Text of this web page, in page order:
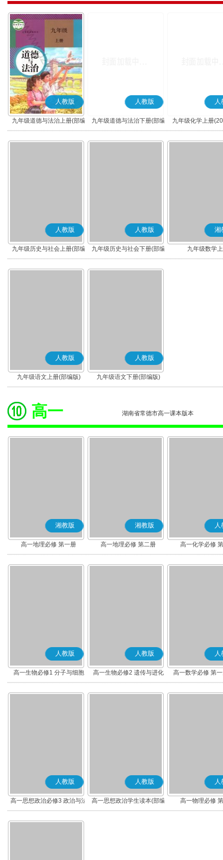
人教版
九年级道德与法治上册(部编
版)
人教版
九年级道德与法治下册(部编
版)
人
九年级化学上册
人教版
九年级历史与社会上册(部编
版)
人教版
九年级历史与社会下册(部编
版)
湘
九年级数学
人教版
九年级语文上册(部编版)
人教版
九年级语文下册(部编版)
高一 湖南省常德市高一课本版本
湘教版
高一地理必修 第一册
湘教版
高一地理必修 第二册
人
高一化学必修
人教版
高一生物必修1 分子与细胞
人教版
高一生物必修2 遗传与进化
人
高一数学必修 第
人教版
高一思想政治必修3 政治与法
治(部编版)
人教版
高一思想政治学生读本(部编
版)
人
高一物理必修